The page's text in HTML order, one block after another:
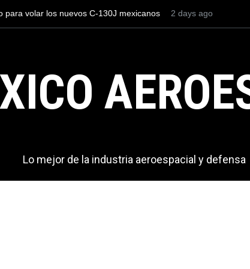
el AIFA está entre los aeropuertos con
La industria
2 days ago
Lo mejor de la industria aeroespacial y defensa